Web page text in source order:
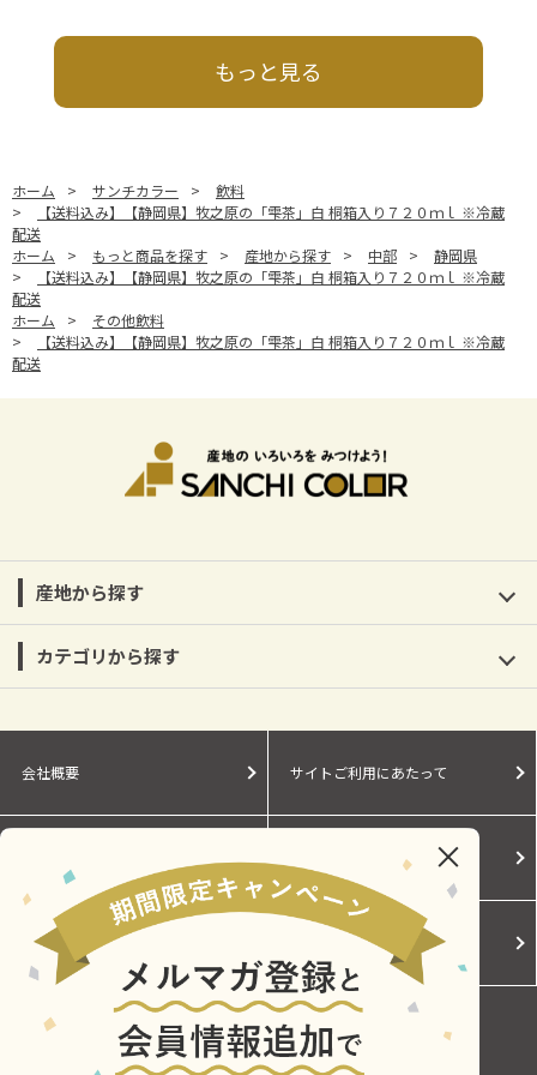
もっと見る
ホーム > サンチカラー >
飲料
>
【送料込み】【静岡県】牧之原の「雫茶」白 桐箱入り７２０ｍｌ ※冷蔵
配送
ホーム
> もっと商品を探す > 産地から探す > 中部 >
静岡県
>
【送料込み】【静岡県】牧之原の「雫茶」白 桐箱入り７２０ｍｌ ※冷蔵
配送
ホーム
>
その他飲料
>
【送料込み】【静岡県】牧之原の「雫茶」白 桐箱入り７２０ｍｌ ※冷蔵
配送
産地から探す
カテゴリから探す
会社概要 サイトご利用にあたって
Cookieポリシー ご利用規約
お問い合わせ